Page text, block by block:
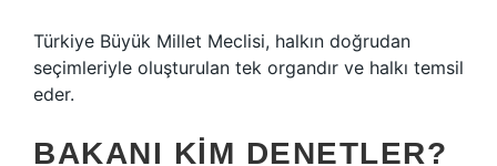
Türkiye Büyük Millet Meclisi, halkın doğrudan
seçimleriyle oluşturulan tek organdır ve halkı temsil
eder.
BAKANI KIM DENETLER?